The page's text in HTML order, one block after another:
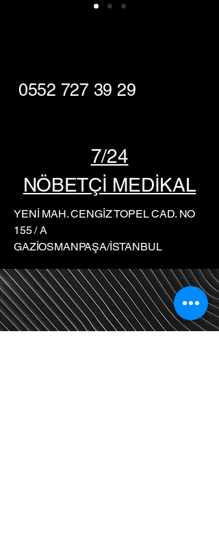
0552 727 39 29
7/24
NÖBETÇİ MEDİKAL
YENİ MAH. CENGİZ TOPEL CAD. NO
155 / A
GAZİOSMANPAŞA/İSTANBUL